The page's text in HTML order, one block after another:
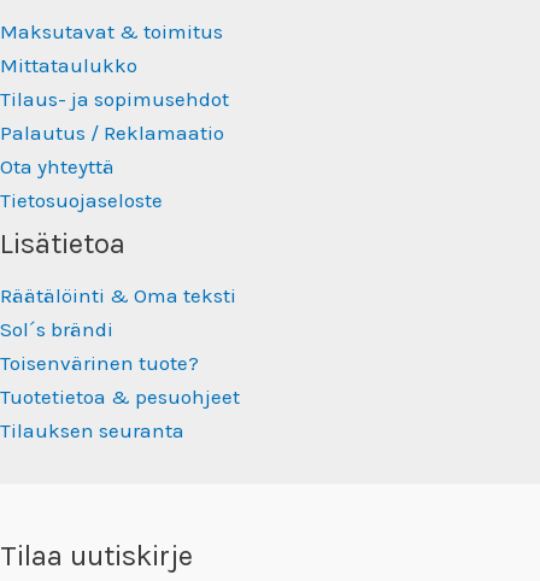
Maksutavat & toimitus
Mittataulukko
Tilaus- ja sopimusehdot
Palautus / Reklamaatio
Ota yhteyttä
Tietosuojaseloste
Lisätietoa
Räätälöinti & Oma teksti
Sol´s brändi
Toisenvärinen tuote?
Tuotetietoa & pesuohjeet
Tilauksen seuranta
Tilaa uutiskirje